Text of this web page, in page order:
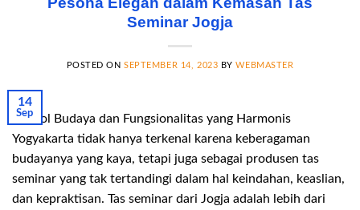
Seminar Jogja
POSTED ONSEPTEMBER 14, 2023 BYWEBMASTER
14
Sep
Simbol Budaya dan Fungsionalitas yang Harmonis
Yogyakarta tidak hanya terkenal karena keberagaman
budayanya yang kaya, tetapi juga sebagai produsen tas
seminar yang tak tertandingi dalam hal keindahan, keaslian,
dan kepraktisan. Tas seminar dari Jogja adalah lebih dari